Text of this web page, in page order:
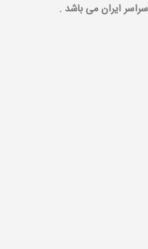
ایران می باشد .